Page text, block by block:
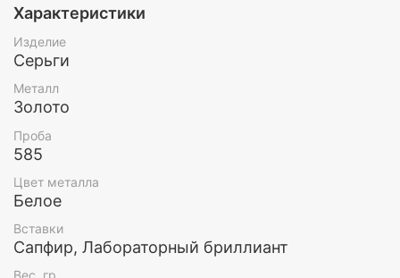
Характеристики
Изделие
Серьги
Металл
Золото
Проба
585
Цвет металла
Белое
Вставки
Сапфир, Лабораторный бриллиант